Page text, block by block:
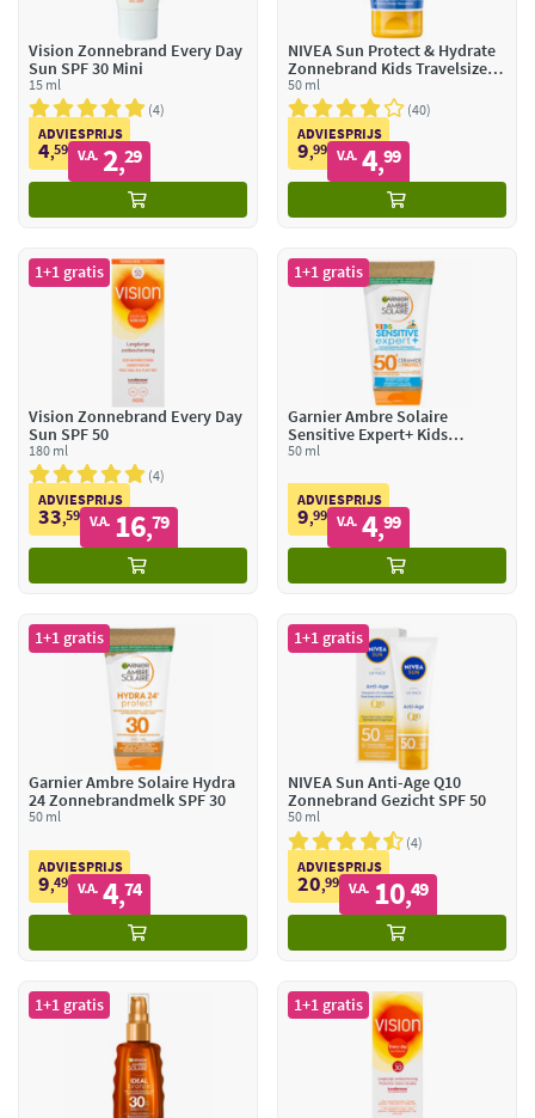
Vision Zonnebrand Every Day
Sun SPF 30 Mini
15 ml
4
ADVIESPRIJS
4,59 V.A. 2,29
NIVEA Sun Protect & Hydrate
Zonnebrand Kids Travelsize
SPF 50+
50 ml
40
ADVIESPRIJS
9,99 V.A. 4,99
1+1 gratis
Vision Zonnebrand Every Day
Sun SPF 50
180 ml
4
ADVIESPRIJS
33,59 V.A. 16,79
1+1 gratis
Garnier Ambre Solaire
Sensitive Expert+ Kids
Zonnebrandmelk SPF 50+
50 ml
ADVIESPRIJS
9,99 V.A. 4,99
1+1 gratis
Garnier Ambre Solaire Hydra
24 Zonnebrandmelk SPF 30
50 ml
ADVIESPRIJS
9,49 V.A. 4,74
1+1 gratis
NIVEA Sun Anti-Age Q10
Zonnebrand Gezicht SPF 50
50 ml
4
ADVIESPRIJS
20,99 V.A. 10,49
1+1 gratis 1+1 gratis